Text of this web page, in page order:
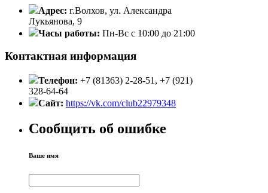
Адрес: г.Волхов, ул. Александра
Лукьянова, 9
Часы работы: Пн-Вс с 10:00 до 21:00
Контактная информация
Телефон: +7 (81363) 2-28-51, +7 (921)
328-64-64
Сайт: https://vk.com/club22979348
Сообщить об ошибке
Ваше имя